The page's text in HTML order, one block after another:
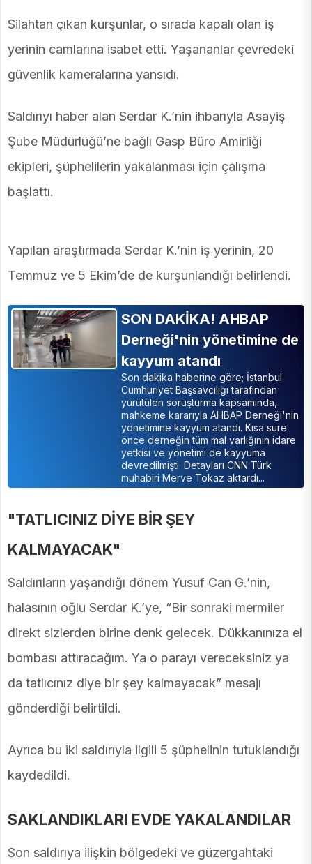
Silahtan çıkan kurşunlar, o sırada kapalı olan iş
yerinin camlarına isabet etti. Yaşananlar çevredeki
güvenlik kameralarına yansıdı.
Saldırıyı haber alan Serdar K.’nin ihbarıyla Asayiş
Şube Müdürlüğü’ne bağlı Gasp Büro Amirliği
ekipleri, şüphelilerin yakalanması için çalışma
başlattı.
Yapılan araştırmada Serdar K.’nin iş yerinin, 20
Temmuz ve 5 Ekim’de de kurşunlandığı belirlendi.
SON DAKİKA! AHBAP
Derneği'nin yönetimine de
kayyum atandı
Son dakika haberine göre; İstanbul
Cumhuriyet Başsavcılığı tarafından
yürütülen soruşturma kapsamında,
mahkeme kararıyla AHBAP Derneği'nin
yönetimine kayyum atandı. Kısa süre
önce derneğin tüm mal varlığının idare
yetkisi ve yönetimi de kayyuma
devredilmişti. Detayları CNN Türk
muhabiri Merve Tokaz aktardı...
"TATLICINIZ DİYE BİR ŞEY
KALMAYACAK"
Saldırıların yaşandığı dönem Yusuf Can G.’nin,
halasının oğlu Serdar K.’ye, “Bir sonraki mermiler
direkt sizlerden birine denk gelecek. Dükkanınıza el
bombası attıracağım. Ya o parayı vereceksiniz ya
da tatlıcınız diye bir şey kalmayacak” mesajı
gönderdiği belirtildi.
Ayrıca bu iki saldırıyla ilgili 5 şüphelinin tutuklandığı
kaydedildi.
SAKLANDIKLARI EVDE YAKALANDILAR
Son saldırıya ilişkin bölgedeki ve güzergahtaki